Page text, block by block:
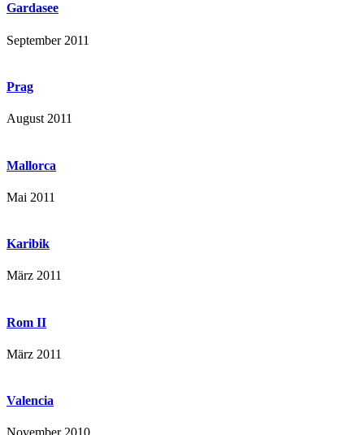
Gardasee
September 2011
Prag
August 2011
Mallorca
Mai 2011
Karibik
März 2011
Rom II
März 2011
Valencia